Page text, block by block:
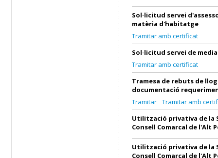
Sol·licitud servei
matèria d'habitatge
Tramitar amb certificat
Sol·licitud servei de
Tramitar amb certificat
Tramesa de rebuts de
documentació
Tramitar
Tramitar amb
Utilització privativa de la
Consell Comarcal de l'Alt
Utilització privativa de la
Consell Comarcal de l'Alt